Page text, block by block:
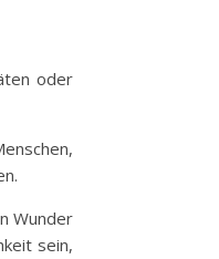
oder
Wunder
sein,